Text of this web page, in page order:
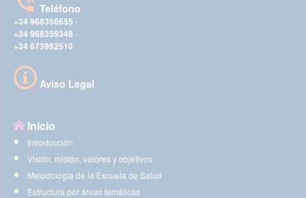
Teléfono
+34 968356655 -
+34 968359348 -
+34 673992510
Aviso Legal
Inicio
Introducción
Visión, misión, valores y objetivos
Metodología de la Escuela de Salud
Estructura por áreas temáticas